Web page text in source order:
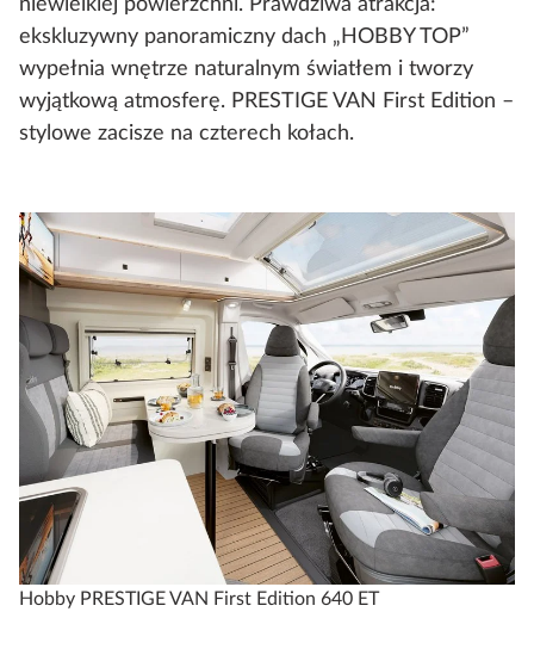
niewielkiej powierzchni. Prawdziwa atrakcja:
ekskluzywny panoramiczny dach „HOBBY TOP”
wypełnia wnętrze naturalnym światłem i tworzy
wyjątkową atmosferę. PRESTIGE VAN First Edition –
stylowe zacisze na czterech kołach.
Hobby PRESTIGE VAN First Edition 640 ET